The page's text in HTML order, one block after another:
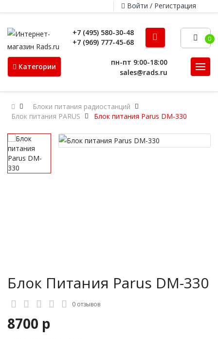
Войти / Регистрация
+7 (495) 580-30-48
+7 (969) 777-45-68
0
Категории
пн-пт 9:00-18:00
sales@rads.ru
Блоки питания радиостанций
Блок питания PARUS
Блок питания Parus DM-330
Блок Питания Parus DM-330
0 отзывов
8700 р